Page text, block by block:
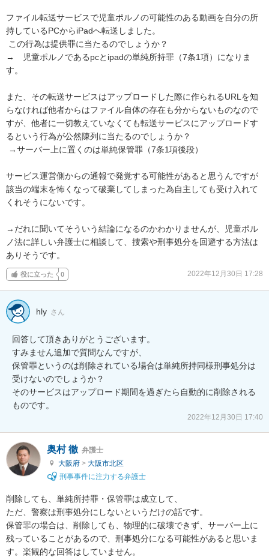
ファイル転送サービスで児童ポルノの可能性のある動画を自分の所
持しているPCからiPadへ転送しました。
→　児童ポルノであるpcとipadの単純所持罪（7条1項）になりま
す。
また、その転送サービスはアップロードした際に作られるURLを知
らなければ他者からはファイル自体の存在も分からないものなので
すが、他者に一切教えていなくても転送サービスにアップロードす
るという行為が公然陳列に当たるのでしょうか？
サービス運営側からの通報で発覚する可能性があると思うんですが
該当の端末を怖くなって破棄してしまった為自主しても受け入れて
くれそうにないです。
→だれに聞いてそういう結論になるのかわかりませんが、児童ポル
ノ法に詳しい弁護士に相談して、捜索や刑事処分を回避する方法は
ありそうです。
役に立った 0 2022年12月30日 17:28
hly さん
回答して頂きありがとうございます。
すみません追加で質問なんですが、
保管罪というのは削除されている場合は単純所持同様刑事処分は
受けないのでしょうか？
そのサービスはアップロード期間を過ぎたら自動的に削除される
ものです。
2022年12月30日 17:40
奥村 徹 弁護士
大阪府 > 大阪市北区
刑事事件に注力する弁護士
削除しても、単純所持罪・保管罪は成立して、
ただ、警察は刑事処分にしないというだけの話です。
保管罪の場合は、削除しても、物理的に破壊できず、サーバー上に
残っていることがあるので、刑事処分になる可能性があると思いま
す。楽観的な回答はしていません。